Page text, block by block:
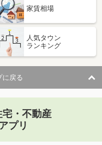
家賃相場
人気タウン
ランキング
に戻る
・不動産
アプリ